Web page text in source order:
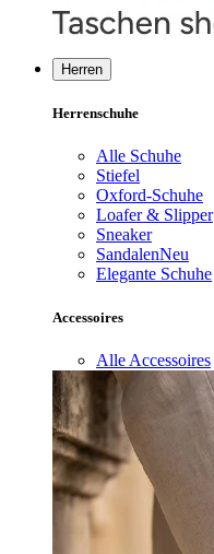
Herren
Herrenschuhe
Alle Schuhe
Stiefel
Oxford-Schuhe
Loafer & Slipper
Sneaker
SandalenNeu
Elegante Schuhe
Accessoires
Alle Accessoires